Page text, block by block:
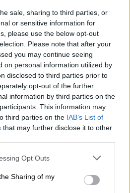
sale, sharing to third parties, or
or sensitive information for
please use the below opt-out
Please note that after your
you may continue seeing
on personal information utilized by
disclosed to third parties prior to
opt-out of the further
information by third parties on the
This information may
third parties on the IAB’s List of
that may further disclose it to other
app uses one or more Google
usage behaviour. You may click to
and its third-party tags to
Opt Outs
Sharing of my
δράματος της
» για λογαριασμό του
δικτύουHulu
πολλές κωμικές
χιούμορ στους έρωτες
της αυτοκρατορικής